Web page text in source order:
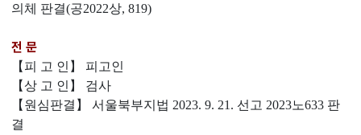
의체 판결(공2022상, 819)
전 문
【피 고 인】 피고인
【상 고 인】 검사
【원심판결】 서울북부지법 2023. 9. 21. 선고 2023노633 판
결